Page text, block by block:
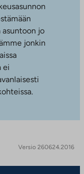
jo
jonkin
ei
Versio 260624.2016